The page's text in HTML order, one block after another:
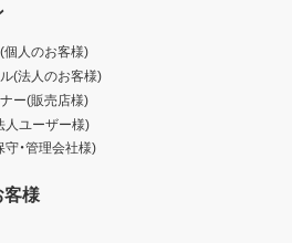
個人のお客様)
(法人のお客様)
ー(販売店様)
人ユーザー様)
・管理会社様)
様